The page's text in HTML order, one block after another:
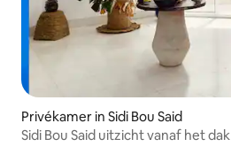
Privékamer in Sidi Bou Said
Sidi Bou Said uitzicht vanaf het dak